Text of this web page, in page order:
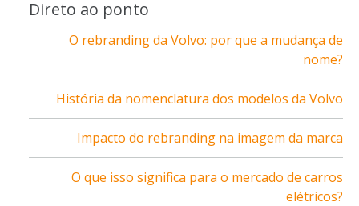
Direto ao ponto
O rebranding da Volvo: por que a mudança de
nome?
História da nomenclatura dos modelos da Volvo
Impacto do rebranding na imagem da marca
O que isso significa para o mercado de carros
elétricos?